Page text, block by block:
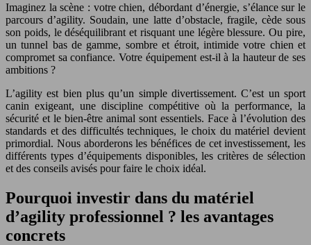
Imaginez la scène : votre chien, débordant d’énergie, s’élance sur le
parcours d’agility. Soudain, une latte d’obstacle, fragile, cède sous
son poids, le déséquilibrant et risquant une légère blessure. Ou pire,
un tunnel bas de gamme, sombre et étroit, intimide votre chien et
compromet sa confiance. Votre équipement est-il à la hauteur de ses
ambitions ?
L’agility est bien plus qu’un simple divertissement. C’est un sport
canin exigeant, une discipline compétitive où la performance, la
sécurité et le bien-être animal sont essentiels. Face à l’évolution des
standards et des difficultés techniques, le choix du matériel devient
primordial. Nous aborderons les bénéfices de cet investissement, les
différents types d’équipements disponibles, les critères de sélection
et des conseils avisés pour faire le choix idéal.
Pourquoi investir dans du matériel
d’agility professionnel ? les avantages
concrets